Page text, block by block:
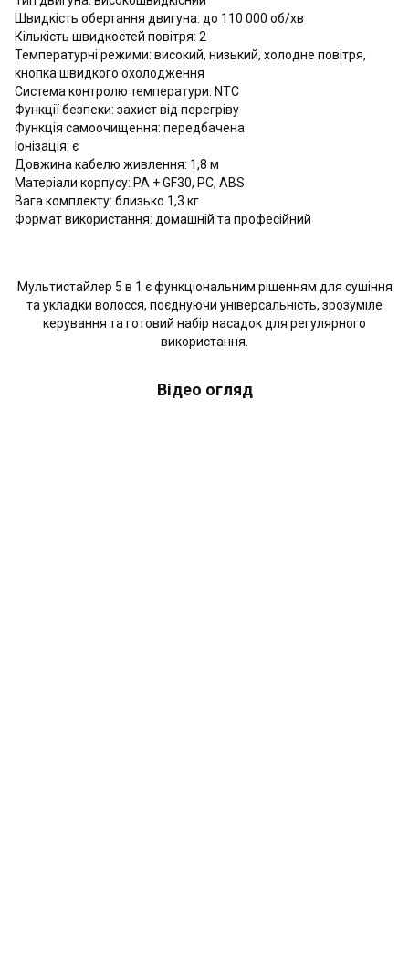
Швидкість обертання двигуна: до 110 000 об/хв
Кількість швидкостей повітря: 2
Температурні режими: високий, низький, холодне повітря,
кнопка швидкого охолодження
Система контролю температури: NTC
Функції безпеки: захист від перегріву
Функція самоочищення: передбачена
Іонізація: є
Довжина кабелю живлення: 1,8 м
Матеріали корпусу: PA + GF30, PC, ABS
Вага комплекту: близько 1,3 кг
Формат використання: домашній та професійний
Мультистайлер 5 в 1 є функціональним рішенням для сушіння
та укладки волосся, поєднуючи універсальність, зрозуміле
керування та готовий набір насадок для регулярного
використання.
Відео огляд